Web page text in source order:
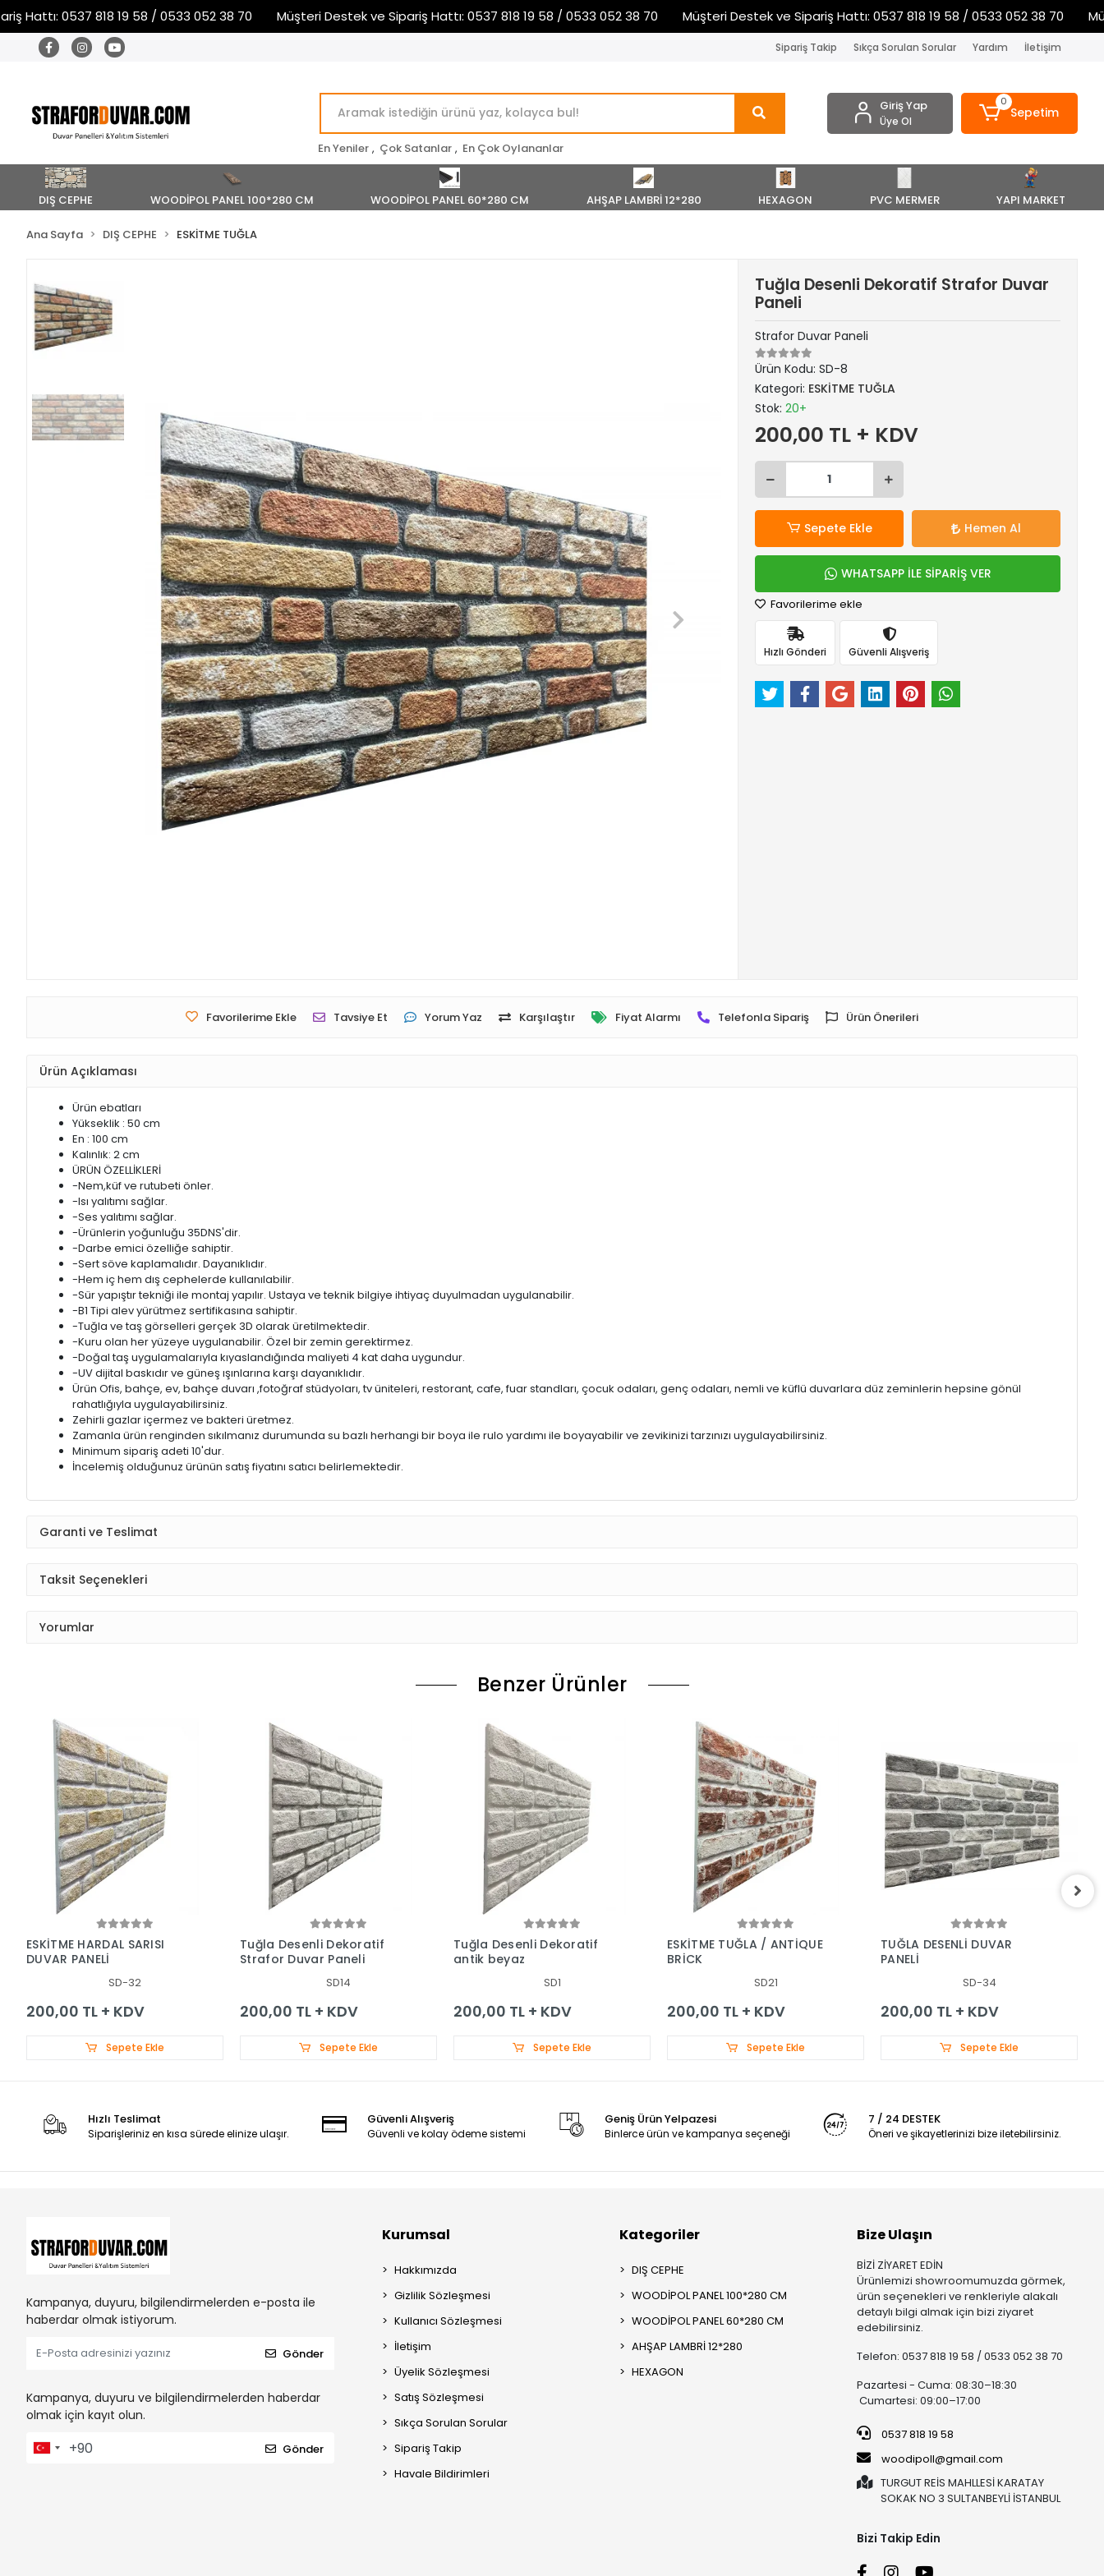
0537 818 19 58 / 0533 052 38 70 Müşteri Destek ve Sipariş Hattı: 0537 818 19 58 / 0533 052 38 70 Müşteri Destek ve Sipariş Hattı: 0537 818 19 58 / 0533 052 38 70
Sipariş Takip Sıkça Sorulan Sorular Yardım İletişim
En Yeniler , Çok Satanlar , En Çok Oylananlar
Giriş Yap
Üye Ol
0
Sepetim
DIŞ CEPHE WOODİPOL PANEL 100*280 CM WOODİPOL PANEL 60*280 CM AHŞAP LAMBRİ 12*280 HEXAGON PVC MERMER YAPI MARKET
Ana Sayfa DIŞ CEPHE ESKİTME TUĞLA
Tuğla Desenli Dekoratif Strafor Duvar
Paneli
Strafor Duvar Paneli
Ürün Kodu:SD-8
Kategori: ESKİTME TUĞLA
Stok:20+
200,00 TL + KDV
Sepete Ekle Hemen Al
WHATSAPP İLE SİPARİŞ VER
Favorilerime ekle
Hızlı Gönderi Güvenli Alışveriş
Favorilerime Ekle Tavsiye Et Yorum Yaz Karşılaştır Fiyat Alarmı Telefonla Sipariş Ürün Önerileri
Ürün Açıklaması
Ürün ebatları
Yükseklik : 50 cm
En : 100 cm
Kalınlık: 2 cm
ÜRÜN ÖZELLİKLERİ
-Nem,küf ve rutubeti önler.
-Isı yalıtımı sağlar.
-Ses yalıtımı sağlar.
-Ürünlerin yoğunluğu 35DNS'dir.
-Darbe emici özelliğe sahiptir.
-Sert söve kaplamalıdır. Dayanıklıdır.
-Hem iç hem dış cephelerde kullanılabilir.
-Sür yapıştır tekniği ile montaj yapılır. Ustaya ve teknik bilgiye ihtiyaç duyulmadan uygulanabilir.
-B1 Tipi alev yürütmez sertifikasına sahiptir.
-Tuğla ve taş görselleri gerçek 3D olarak üretilmektedir.
-Kuru olan her yüzeye uygulanabilir. Özel bir zemin gerektirmez.
-Doğal taş uygulamalarıyla kıyaslandığında maliyeti 4 kat daha uygundur.
-UV dijital baskıdır ve güneş ışınlarına karşı dayanıklıdır.
Ürün Ofis, bahçe, ev, bahçe duvarı ,fotoğraf stüdyoları, tv üniteleri, restorant, cafe, fuar standları, çocuk odaları, genç odaları, nemli ve küflü duvarlara düz zeminlerin hepsine gönül
rahatlığıyla uygulayabilirsiniz.
Zehirli gazlar içermez ve bakteri üretmez.
Zamanla ürün renginden sıkılmanız durumunda su bazlı herhangi bir boya ile rulo yardımı ile boyayabilir ve zevikinizi tarzınızı uygulayabilirsiniz.
Minimum sipariş adeti 10'dur.
İncelemiş olduğunuz ürünün satış fiyatını satıcı belirlemektedir.
Garanti ve Teslimat
Taksit Seçenekleri
Yorumlar
Benzer Ürünler
ESKİTME HARDAL SARISI
DUVAR PANELİ
SD-32
200,00 TL + KDV
Sepete Ekle
Tuğla Desenli Dekoratif
Strafor Duvar Paneli
SD14
200,00 TL + KDV
Sepete Ekle
Tuğla Desenli Dekoratif
antik beyaz
SD1
200,00 TL + KDV
Sepete Ekle
ESKİTME TUĞLA / ANTİQUE
BRİCK
SD21
200,00 TL + KDV
Sepete Ekle
TUĞLA DESENLİ DUVAR
PANELİ
SD-34
200,00 TL + KDV
Sepete Ekle
Hızlı Teslimat
Siparişleriniz en kısa sürede elinize ulaşır.
Güvenli Alışveriş
Güvenli ve kolay ödeme sistemi
Geniş Ürün Yelpazesi
Binlerce ürün ve kampanya seçeneği
7 / 24 DESTEK
Öneri ve şikayetlerinizi bize iletebilirsiniz.
Kampanya, duyuru, bilgilendirmelerden e-posta ile
haberdar olmak istiyorum.
Gönder
Kampanya, duyuru ve bilgilendirmelerden haberdar
olmak için kayıt olun.
Gönder
Kurumsal
Hakkımızda
Gizlilik Sözleşmesi
Kullanıcı Sözleşmesi
İletişim
Üyelik Sözleşmesi
Satış Sözleşmesi
Sıkça Sorulan Sorular
Sipariş Takip
Havale Bildirimleri
Kategoriler
DIŞ CEPHE
WOODİPOL PANEL 100*280 CM
WOODİPOL PANEL 60*280 CM
AHŞAP LAMBRİ 12*280
HEXAGON
Bize Ulaşın
BİZİ ZİYARET EDİN
Ürünlemizi showroomumuzda görmek,
ürün seçenekleri ve renkleriyle alakalı
detaylı bilgi almak için bizi ziyaret
edebilirsiniz.
Telefon: 0537 818 19 58 / 0533 052 38 70
Pazartesi - Cuma: 08:30–18:30
Cumartesi: 09:00–17:00
0537 818 19 58
woodipoll@gmail.com
TURGUT REİS MAHLLESİ KARATAY
SOKAK NO 3 SULTANBEYLİ İSTANBUL
Bizi Takip Edin